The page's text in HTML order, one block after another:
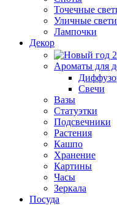
Точечные
Уличные
Лампочки
Декор
Ароматы для
Свечи
Вазы
Статуэтки
Подсвечники
Растения
Кашпо
Хранение
Картины
Часы
Зеркала
Посуда